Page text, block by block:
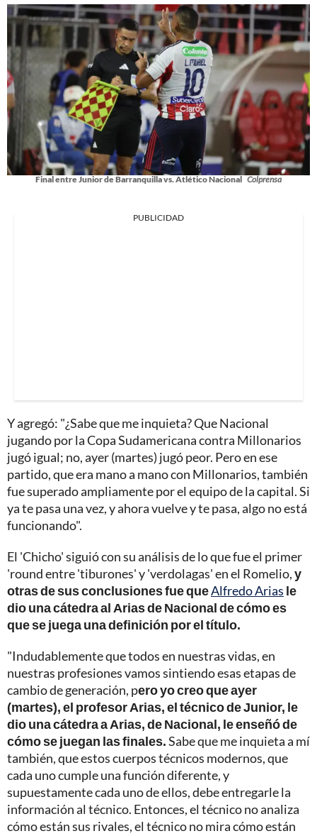
Final entre Junior de Barranquilla vs. Atlético Nacional Colprensa
PUBLICIDAD
Y agregó: "¿Sabe que me inquieta? Que Nacional
jugando por la Copa Sudamericana contra Millonarios
jugó igual; no, ayer (martes) jugó peor. Pero en ese
partido, que era mano a mano con Millonarios, también
fue superado ampliamente por el equipo de la capital. Si
ya te pasa una vez, y ahora vuelve y te pasa, algo no está
funcionando".
El 'Chicho' siguió con su análisis de lo que fue el primer
'round entre 'tiburones' y 'verdolagas' en el Romelio,y
otras de sus conclusiones fue queAlfredo Arias le
dio una cátedra al Arias de Nacional de cómo es
que se juega una definición por el título.
"Indudablemente que todos en nuestras vidas, en
nuestras profesiones vamos sintiendo esas etapas de
cambio de generación, pero yo creo que ayer
(martes), el profesor Arias, el técnico de Junior, le
dio una cátedra a Arias, de Nacional, le enseñó de
cómo se juegan las finales.Sabe que me inquieta a mí
también, que estos cuerpos técnicos modernos, que
cada uno cumple una función diferente, y
supuestamente cada uno de ellos, debe entregarle la
información al técnico. Entonces, el técnico no analiza
cómo están sus rivales, el técnico no mira cómo están